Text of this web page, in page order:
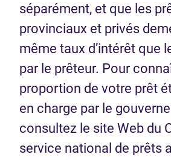
séparément, et que les
provinciaux et privés
même taux d’intérêt que
par le prêteur. Pour
proportion de votre prêt
en charge par le
consultez le site Web du
service national de prêts